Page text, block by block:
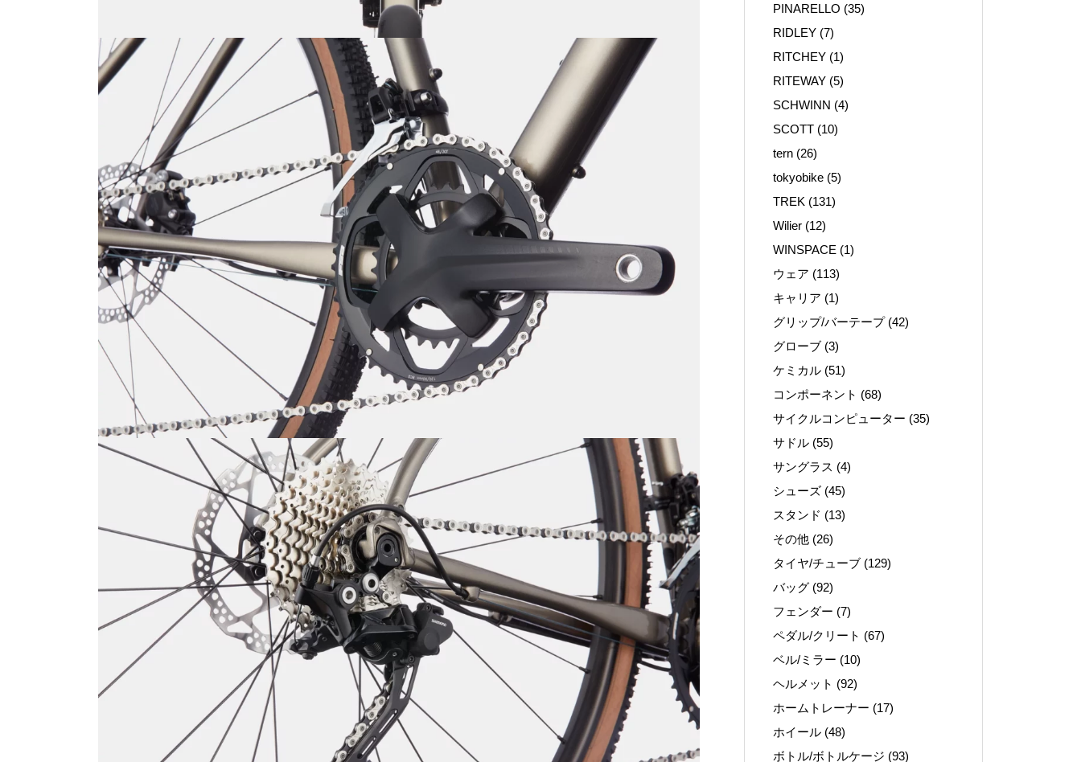
PINARELLO (35)
RIDLEY (7)
RITCHEY (1)
RITEWAY (5)
SCHWINN (4)
SCOTT (10)
tern (26)
tokyobike (5)
TREK (131)
Wilier (12)
WINSPACE (1)
ウェア (113)
キャリア (1)
グリップ/バーテープ(42)
グローブ (3)
ケミカル (51)
コンポーネント (68)
サイクルコンピューター (35)
サドル (55)
サングラス (4)
シューズ (45)
スタンド (13)
その他 (26)
タイヤ/チューブ (129)
バッグ (92)
フェンダー (7)
ペダル/クリート (67)
ベル/ミラー (10)
ヘルメット (92)
ホームトレーナー (17)
ホイール (48)
ボトル/ボトルケージ (93)